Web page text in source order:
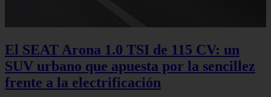
El SEAT Arona 1.0 TSI de 115 CV: un
SUV urbano que apuesta por la sencillez
frente a la electrificación